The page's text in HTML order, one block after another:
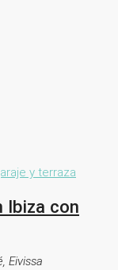
Ibiza con
Eivissa